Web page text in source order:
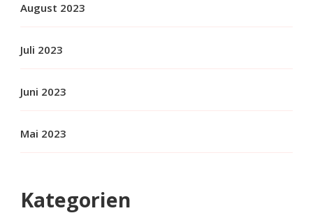
August 2023
Juli 2023
Juni 2023
Mai 2023
Kategorien